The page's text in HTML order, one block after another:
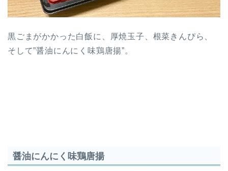
黒ごまがかかった白飯に、厚焼玉子、根菜きんぴら、
そして”醤油にんにく味鶏唐揚”。
醤油にんにく味鶏唐揚